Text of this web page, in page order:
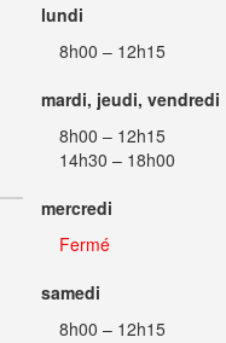
lundi
8h00 – 12h15
mardi, jeudi, vendredi
8h00 – 12h15
14h30 – 18h00
mercredi
Fermé
samedi
8h00 – 12h15